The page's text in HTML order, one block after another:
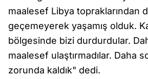
maalesef Libya topraklarından
geçemeyerek yaşamış olduk.
bölgesinde bizi durdurdular.
maalesef ulaştırmadılar. Daha
zorunda kaldık" dedi.